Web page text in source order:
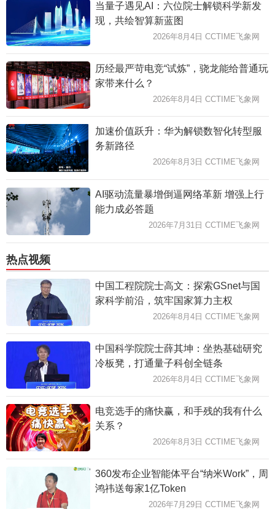
当量子遇见AI：六位院士解锁科学新发
现，共绘智算新蓝图
2026年8月4日 CCTIME飞象网
历经最严苛电竞“试炼”，骁龙能给普通玩
家带来什么？
2026年8月4日 CCTIME飞象网
加速价值跃升：华为解锁数智化转型服
务新路径
2026年8月3日 CCTIME飞象网
AI驱动流量暴增倒逼网络革新 增强上行
能力成必答题
2026年7月31日 CCTIME飞象网
热点视频
中国工程院院士高文：探索GSnet与国
家科学前沿，筑牢国家算力主权
2026年8月4日 CCTIME飞象网
中国科学院院士薛其坤：坐热基础研究
冷板凳，打通量子科创全链条
2026年8月4日 CCTIME飞象网
电竞选手的痛快赢，和手残的我有什么
关系？
2026年8月3日 CCTIME飞象网
360发布企业智能体平台“纳米Work”，周
鸿祎送每家1亿Token
2026年7月29日 CCTIME飞象网